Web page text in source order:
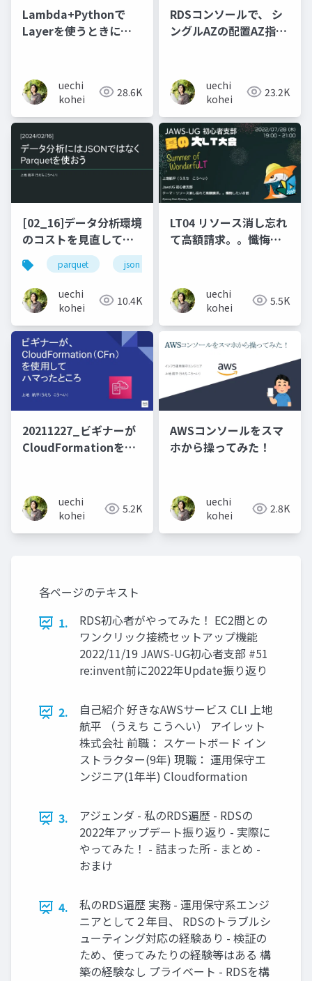
Lambda+Pythonで
Layerを使うときにハ
uechi
kohei
28.6K
RDSコンソールで、 シ
ングルAZの配置AZ指定
uechi
kohei
23.2K
[02_16]データ分析環境
のコストを見直してみ
た。
parquet json
uechi
kohei
10.4K
LT04 リソース消し忘れ
て高額請求。。懺悔し
uechi
kohei
5.5K
20211227_ビギナーが
CloudFormationを使
uechi
kohei
5.2K
AWSコンソールをスマ
ホから操ってみた！
uechi
kohei
2.8K
各ページのテキスト
1.
RDS初心者がやってみた！ EC2間との
ワンクリック接続セットアップ機能
2022/11/19 JAWS-UG初心者支部 #51
re:invent前に2022年Update振り返り
2.
自己紹介 好きなAWSサービス CLI 上地
航平 （うえち こうへい） アイレット
株式会社 前職： スケートボード イン
ストラクター(9年) 現職： 運用保守エ
ンジニア(1年半) Cloudformation
3.
アジェンダ - 私のRDS遍歴 - RDSの
2022年アップデート振り返り - 実際に
やってみた！ - 詰まった所 - まとめ -
おまけ
4.
私のRDS遍歴 実務 - 運用保守系エンジ
ニアとして２年目、 RDSのトラブルシ
ューティング対応の経験あり - 検証の
ため、使ってみたりの経験等はある 構
築の経験なし プライベート - RDSを構